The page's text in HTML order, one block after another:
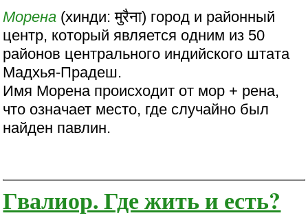
Морена (хинди: मुरैना) город и районный
центр, который является одним из 50
районов центрального индийского штата
Мадхья-Прадеш.
Имя Морена происходит от мор + рена,
что означает место, где случайно был
найден павлин.
Гвалиор. Где жить и есть?